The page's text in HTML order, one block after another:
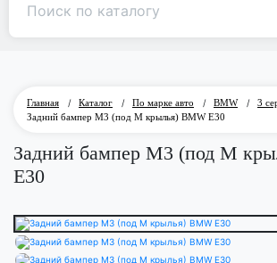
Главная / Каталог / По марке авто / BMW / 3
Задний бампер M3 (под M крылья) BMW E30
Задний бампер M3 (под M
E30